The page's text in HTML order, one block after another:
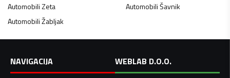
AutomobiliZeta AutomobiliŠavnik
AutomobiliŽabljak
NAVIGACIJA
WEBLAB D.O.O.